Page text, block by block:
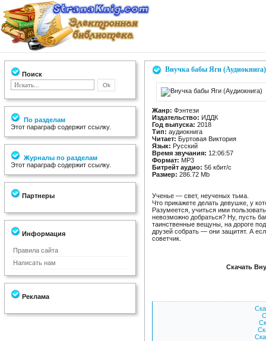
Поиск
По разделам
Этот параграф содержит ссылку.
Журналы по разделам
Этот параграф содержит ссылку.
Партнеры
Информация
Правила сайта
Написать нам
Реклама
Внучка бабы Яги (Аудиокнига)
Жанр: Фэнтези
Издательство: ИДДК
Год выпуска: 2018
Тип: аудиокнига
Читает: Буртовая Виктория
Язык: Русский
Время звучания: 12:06:57
Формат: MP3
Битрейт аудио: 56 кбит/c
Размер: 286.72 Mb
Ученье — свет, неученых тьма.
Что прикажете делать девушке, у
Разумеется, учиться ими
невозможно добраться? Ну, пусть
таинственные вещуны, на дороге
друзей собрать — они защитят. А
советчик.
Скачать